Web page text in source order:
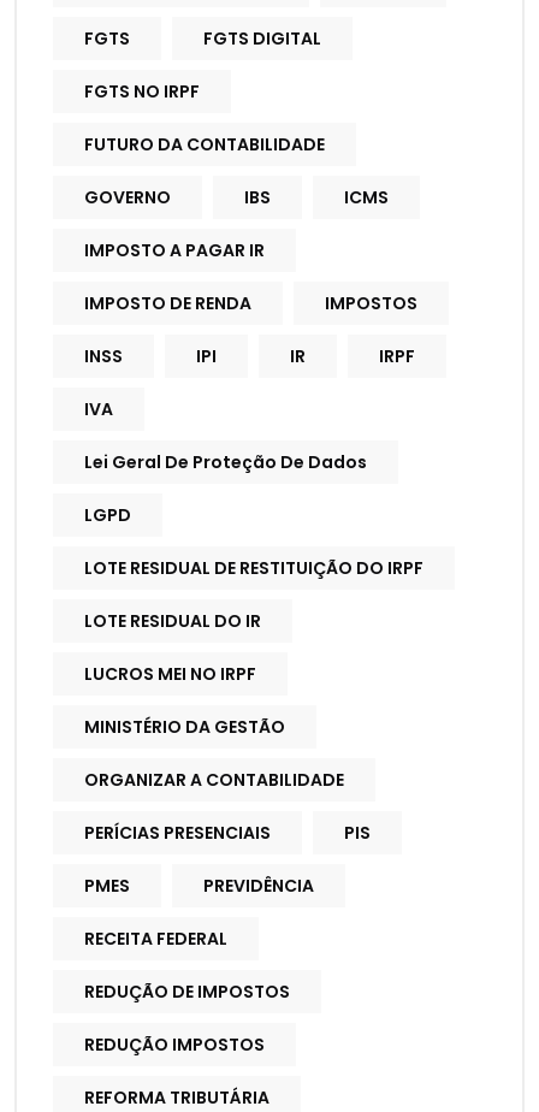
FGTS FGTS DIGITAL
FGTS NO IRPF
FUTURO DA CONTABILIDADE
GOVERNO IBS ICMS
IMPOSTO A PAGAR IR
IMPOSTO DE RENDA IMPOSTOS
INSS IPI IR IRPF
IVA
Lei Geral De Proteção De Dados
LGPD
LOTE RESIDUAL DE RESTITUIÇÃO DO IRPF
LOTE RESIDUAL DO IR
LUCROS MEI NO IRPF
MINISTÉRIO DA GESTÃO
ORGANIZAR A CONTABILIDADE
PERÍCIAS PRESENCIAIS PIS
PMES PREVIDÊNCIA
RECEITA FEDERAL
REDUÇÃO DE IMPOSTOS
REDUÇÃO IMPOSTOS
REFORMA TRIBUTÁRIA